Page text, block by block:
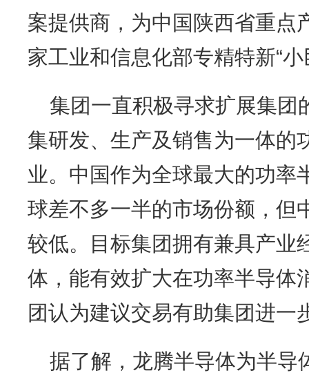
案提供商，为中国陕西省重点
家工业和信息化部专精特新“小
集团一直积极寻求扩展集团
集研发、生产及销售为一体的
业。中国作为全球最大的功率
球差不多一半的市场份额，但
较低。目标集团拥有兼具产业
体，能有效扩大在功率半导体
团认为建议交易有助集团进一
据了解，龙腾半导体为半导